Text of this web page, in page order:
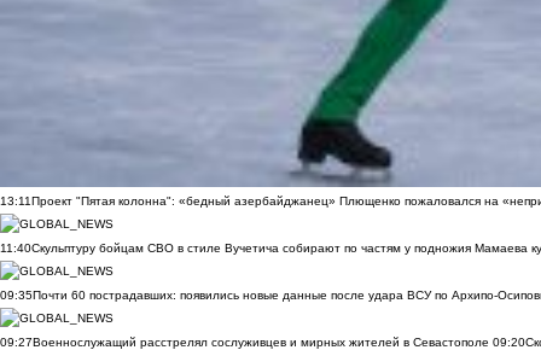
13:11Проект "Пятая колонна": «бедный азербайджанец» Плющенко пожаловался на
11:40Скульптуру бойцам СВО в стиле Вучетича собирают по частям у подножия Мамаева
09:35Почти 60 пострадавших: появились новые данные после удара ВСУ по Архипо-
09:27Военнослужащий расстрелял сослуживцев и мирных жителей в Севастополе 09:20